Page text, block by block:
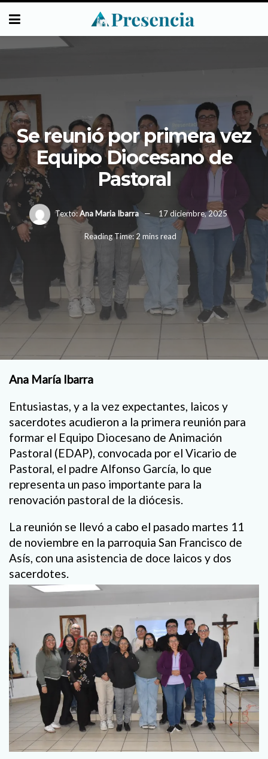
Se reunió por primera vez
Equipo Diocesano de
Pastoral
Texto:Ana Maria Ibarra 17 diciembre, 2025
Reading Time: 2 mins read
Ana María Ibarra
Entusiastas, y a la vez expectantes, laicos y
sacerdotes acudieron a la primera reunión para
formar el Equipo Diocesano de Animación
Pastoral (EDAP), convocada por el Vicario de
Pastoral, el padre Alfonso García, lo que
representa un paso importante para la
renovación pastoral de la diócesis.
La reunión se llevó a cabo el pasado martes 11
de noviembre en la parroquia San Francisco de
Asís, con una asistencia de doce laicos y dos
sacerdotes.